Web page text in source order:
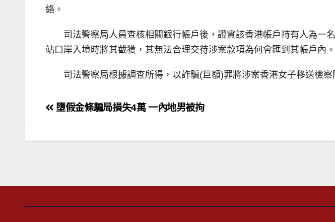
絡。
司法警察局人員查核相關銀行帳戶後，證實該香港帳戶持有人為一
站口岸入境時將其截獲，其無法合理交待涉案款項為何會匯到其帳戶內。
司法警察局根據調查所得，以詐騙(巨額)罪將涉案香港女子移送檢察
文
導
墮假金條騙局損失4萬 一內地男被拘